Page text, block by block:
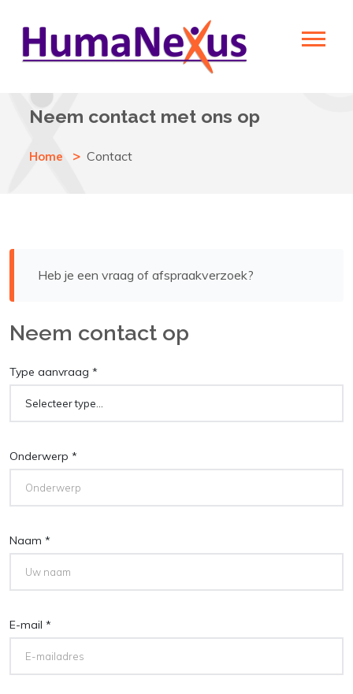
Neem contact met ons op
Home Contact
Heb je een vraag of afspraakverzoek?
Neem contact op
Type aanvraag *
Onderwerp *
Naam *
E-mail *